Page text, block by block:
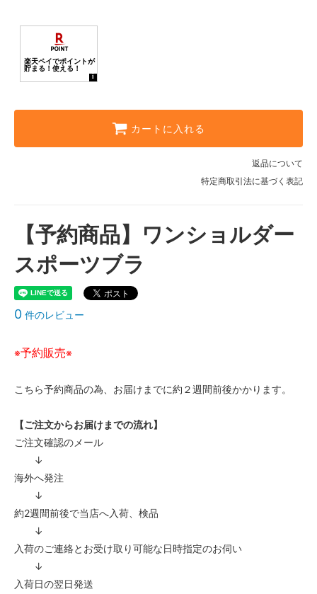
カートに入れる
返品について
特定商取引法に基づく表記
【予約商品】ワンショルダー
スポーツブラ
0 件のレビュー
※予約販売※
こちら予約商品の為、お届けまでに約２週間前後かかります。
【ご注文からお届けまでの流れ】
ご注文確認のメール
↓
海外へ発注
↓
約2週間前後で当店へ入荷、検品
↓
入荷のご連絡とお受け取り可能な日時指定のお伺い
↓
入荷日の翌日発送